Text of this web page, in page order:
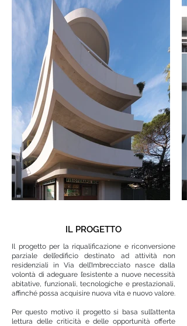
Il progetto per la riqualificazione e riconversione
parziale dell’edificio destinato ad attività non
residenziali in Via dell’Imbrecciato nasce dalla
volontà di adeguare l’esistente a nuove necessità
abitative, funzionali, tecnologiche e prestazionali,
affinché possa acquisire nuova vita e nuovo valore.
Per questo motivo il progetto si basa sull’attenta
lettura delle criticità e delle opportunità offerte
IL PROGETTO